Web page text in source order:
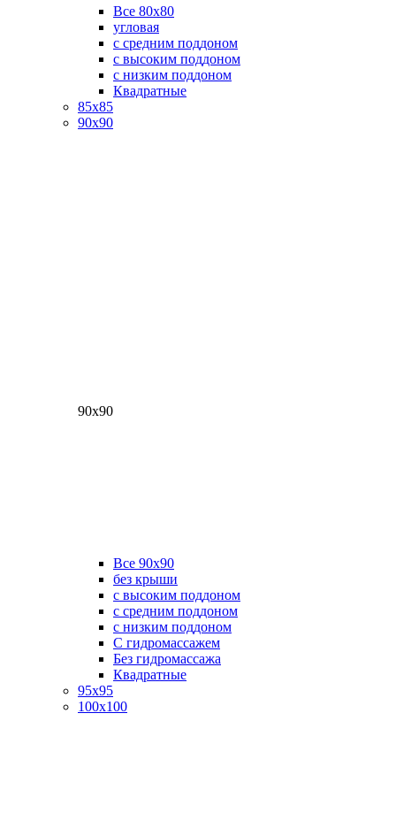
Все 80х80
угловая
с средним поддоном
с высоким поддоном
с низким поддоном
Квадратные
85х85
90х90
90х90
Все 90х90
без крыши
с высоким поддоном
с средним поддоном
с низким поддоном
С гидромассажем
Без гидромассажа
Квадратные
95х95
100х100